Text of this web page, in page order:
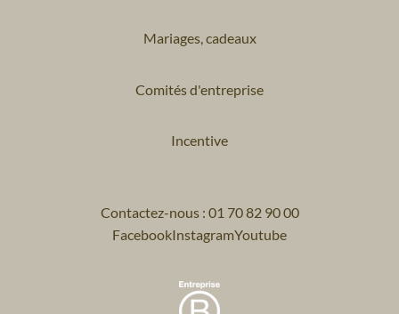
Mariages, cadeaux
Comités d'entreprise
Incentive
Contactez-nous : 01 70 82 90 00
FacebookInstagramYoutube